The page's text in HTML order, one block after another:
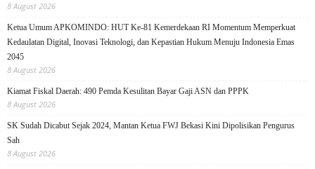
8 August 2026
Ketua Umum APKOMINDO: HUT Ke-81 Kemerdekaan RI Momentum Memperkuat
Kedaulatan Digital, Inovasi Teknologi, dan Kepastian Hukum Menuju Indonesia Emas
2045
8 August 2026
Kiamat Fiskal Daerah: 490 Pemda Kesulitan Bayar Gaji ASN dan PPPK
8 August 2026
SK Sudah Dicabut Sejak 2024, Mantan Ketua FWJ Bekasi Kini Dipolisikan Pengurus
Sah
8 August 2026